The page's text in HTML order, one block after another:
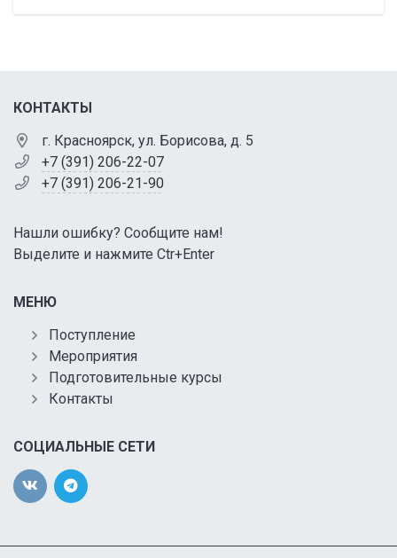
КОНТАКТЫ
г. Красноярск, ул. Борисова, д. 5
+7 (391) 206-22-07
+7 (391) 206-21-90
Нашли ошибку? Сообщите нам!
Выделите и нажмите Ctr+Enter
МЕНЮ
Поступление
Мероприятия
Подготовительные курсы
Контакты
СОЦИАЛЬНЫЕ СЕТИ